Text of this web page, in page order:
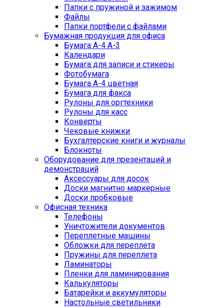
Папки с пружиной и зажимом
Файлы
Папки портфели с файлами
Бумажная продукция для офиса
Бумага А-4 А-3
Календари
Бумага для записи и стикеры
Фотобумага
Бумага А-4 цветная
Бумага для факса
Рулоны для оргтехники
Рулоны для касс
Конверты
Чековые книжки
Бухгалтерские книги и журналы
Блокноты
Оборудование для презентаций и
демонстраций
Аксессуары для досок
Доски магнитно маркерные
Доски пробковые
Офисная техника
Телефоны
Уничтожители документов
Переплетные машины
Обложки для переплета
Пружины для переплета
Ламинаторы
Пленки для ламинирования
Калькуляторы
Батарейки и аккумуляторы
Настольные светильники